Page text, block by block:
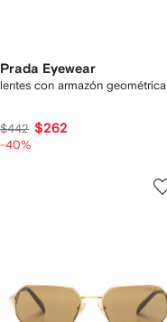
Prada Eyewear
lentes con armazón geométrica
$442 $262
-40%